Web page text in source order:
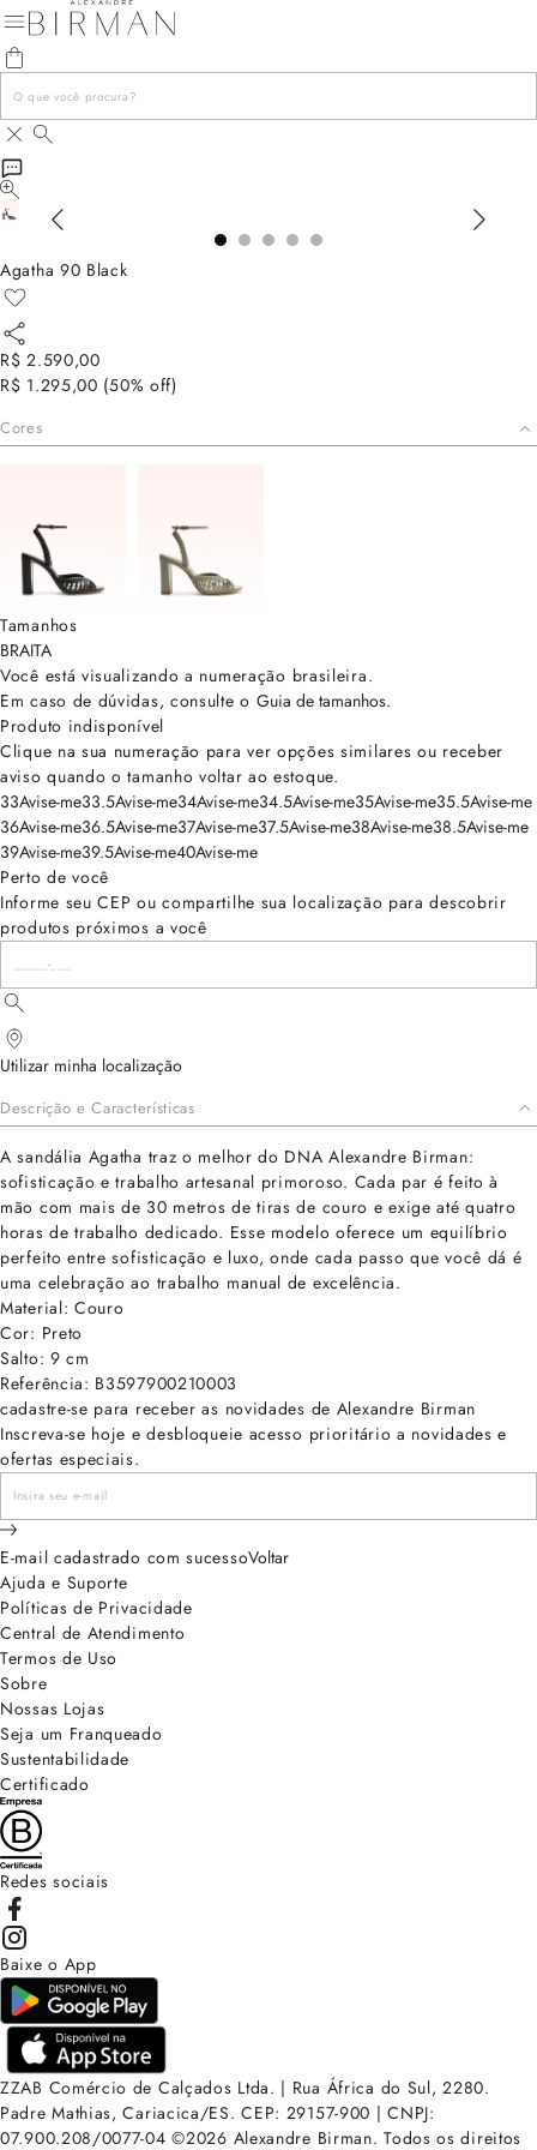
Agatha 90 Black
R$ 2.590,00
R$ 1.295,00 (50% off)
Cores
Tamanhos
BRAITA
Você está visualizando a numeração brasileira.
Em caso de dúvidas, consulte o Guia de tamanhos.
Produto indisponível
Clique na sua numeração para ver opções similares ou receber
aviso quando o tamanho voltar ao estoque.
33Avise-me33.5Avise-me34Avise-me34.5Avise-me35Avise-me35.5Avise-me
36Avise-me36.5Avise-me37Avise-me37.5Avise-me38Avise-me38.5Avise-me
39Avise-me39.5Avise-me40Avise-me
Perto de você
Informe seu CEP ou compartilhe sua localização para descobrir
produtos próximos a você
Utilizar minha localização
Descrição e Características
A sandália Agatha traz o melhor do DNA Alexandre Birman:
sofisticação e trabalho artesanal primoroso. Cada par é feito à
mão com mais de 30 metros de tiras de couro e exige até quatro
horas de trabalho dedicado. Esse modelo oferece um equilíbrio
perfeito entre sofisticação e luxo, onde cada passo que você dá é
uma celebração ao trabalho manual de excelência.
Material: Couro
Cor: Preto
Salto: 9 cm
Referência: B3597900210003
cadastre-se para receber as novidades de Alexandre Birman
Inscreva-se hoje e desbloqueie acesso prioritário a novidades e
ofertas especiais.
E-mail cadastrado com sucessoVoltar
Ajuda e Suporte
Políticas de Privacidade
Central de Atendimento
Termos de Uso
Sobre
Nossas Lojas
Seja um Franqueado
Sustentabilidade
Certificado
Redes sociais
Baixe o App
ZZAB Comércio de Calçados Ltda. | Rua África do Sul, 2280.
Padre Mathias, Cariacica/ES. CEP: 29157-900 | CNPJ:
07.900.208/0077-04 ©2026 Alexandre Birman. Todos os direitos